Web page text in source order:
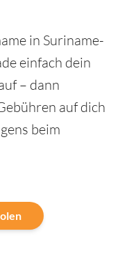
in Suriname-
einfach dein
– dann
auf dich
beim